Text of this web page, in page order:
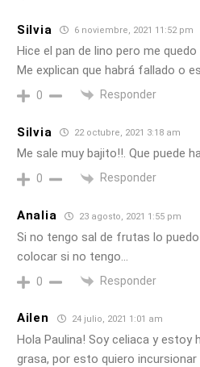
Silvia 6 noviembre, 2021 11:52 pm
Hice el pan de lino pero me
Me explican que habrá fallado o
0 Responder
Silvia 22 octubre, 2021 3:18 am
Me sale muy bajito!!. Que puede
0 Responder
Analia 23 agosto, 2021 1:55 pm
Si no tengo sal de frutas lo
colocar si no tengo…
0 Responder
Ailen 24 julio, 2021 1:01 am
Hola Paulina! Soy celiaca y estoy
grasa, por esto quiero